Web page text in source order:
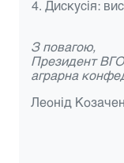
4. Дискусія:
З повагою,
Президент
аграрна
Леонід